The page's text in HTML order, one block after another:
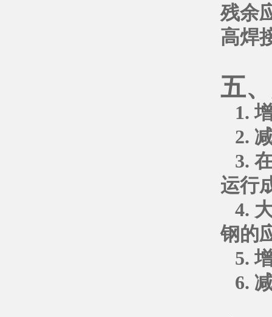
残余
高焊
五
1.
2.
3.
运行
4.
钢的
5.
6.